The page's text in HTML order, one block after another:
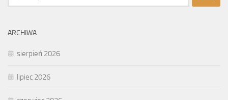
ARCHIWA
sierpień 2026
lipiec 2026